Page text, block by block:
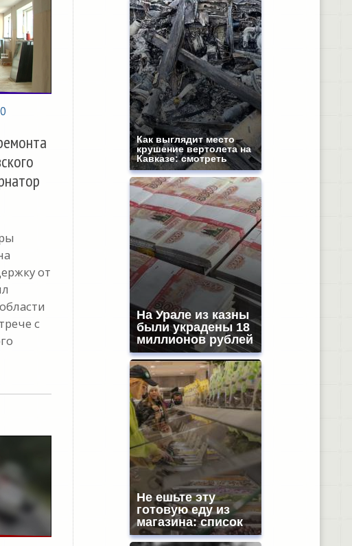
от
с
Как выглядит место
крушение вертолета на
Кавказе: смотреть
На Урале из казны
были украдены 18
миллионов рублей
Не ешьте эту
готовую еду из
магазина: список